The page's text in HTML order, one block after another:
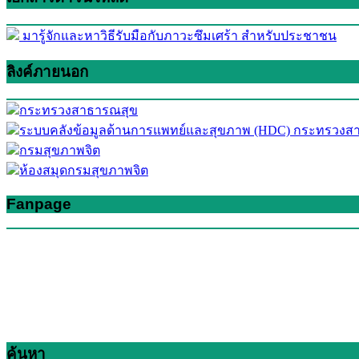
มารู้จักและหาวิธีรับมือกับภาวะซึมเศร้า สำหรับประชาชน
ลิงค์ภายนอก
กระทรวงสาธารณสุข
ระบบคลังข้อมูลด้านการแพทย์และสุขภาพ (HDC) กระทรวง
กรมสุขภาพจิต
ห้องสมุดกรมสุขภาพจิต
Fanpage
ค้นหา